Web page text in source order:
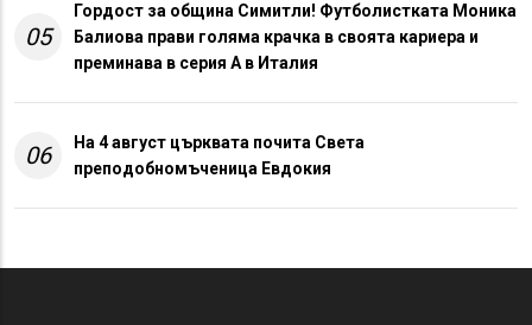
05
Гордост за община Симитли! Футболистката Моника
Балиова прави голяма крачка в своята кариера и
преминава в серия А в Италия
06
На 4 август църквата почита Света
преподобномъченица Евдокия